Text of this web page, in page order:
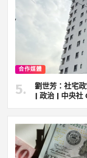
合作媒體
劉世芳：社宅
| 政治 | 中央社